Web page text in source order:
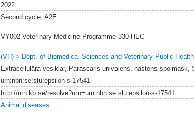
2022
Second cycle, A2E
VY002 Veterinary Medicine Programme 330 HEC
(VH) > Dept. of Biomedical Sciences and Veterinary Public
Extracellulära vesiklar, Parascaris univalens, hästens spolmask,
urn:nbn:se:slu:epsilon-s-17541
http://urn.kb.se/resolve?urn=urn:nbn:se:slu:epsilon-s-17541
Animal diseases